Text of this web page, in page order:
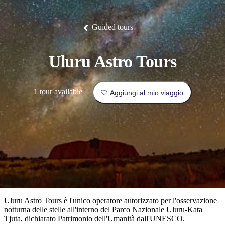
Luoghi
da
visitare
I
luoghi
più
popolari
Outback
e
attività
all'aperto
Esplora
per
regioni
Litchfield
Park
Isole
Tiwi
Arnhem
Land
orientale.
Mataranka
Nitmiluk
Gorge
Karlu
Karlu/Devils
Marbles
Maguk
Tjorita
/
Parco
Nazionale
dei
West
MacDonnell
Cosa
fare
Esperienze
Tipo
di
viaggiatore
Le
esperienze
migliori
fauna
tradizione
Pesca
all’insegna
del
lusso
Camping
e
glamping
Idee
di
viaggio
Pianifica
viaggio
Pianifica
e
prenota
Informazioni
pratiche
Strumenti
per
pianificare
il
viaggio
Guided tours
Uluru Astro Tours
1 tour available Aggiungi al mio viaggio
Uluru Astro Tours è l'unico operatore autorizzato per l'osservazione
notturna delle stelle all'interno del Parco Nazionale Uluru-Kata
Tjuta, dichiarato Patrimonio dell'Umanità dall'UNESCO.